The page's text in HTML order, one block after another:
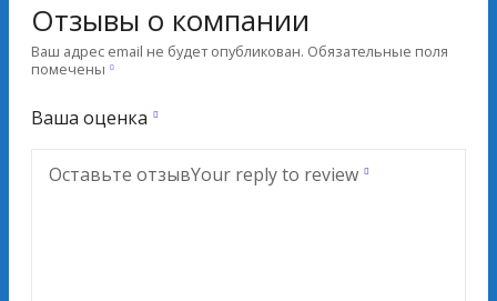
Отзывы о компании
Ваш адрес email не будет опубликован. Обязательные поля
помечены
Ваша оценка
Оставьте отзывYour reply to review